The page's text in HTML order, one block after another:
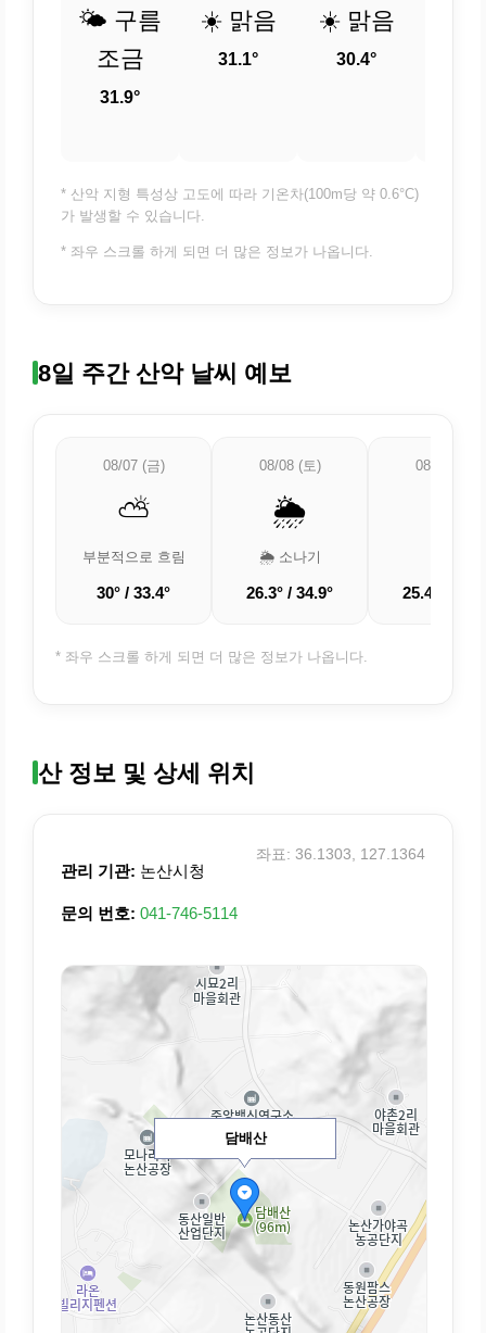
🌤️ 구름
조금
31.9°
☀️ 맑음
31.1°
☀️ 맑음
30.4°
* 산악 지형 특성상 고도에 따라 기온차(100m당 약 0.6°C)
가 발생할 수 있습니다.
* 좌우 스크롤 하게 되면 더 많은 정보가 나옵니다.
8일 주간 산악 날씨 예보
08/07 (금)
⛅
부분적으로 흐림
30° / 33.4°
08/08 (토)
🌦️
🌦️ 소나기
26.3° / 34.9°
08/09 (일)
25.4° /
* 좌우 스크롤 하게 되면 더 많은 정보가 나옵니다.
산 정보 및 상세 위치
관리 기관: 논산시청
문의 번호: 041-746-5114
좌표: 36.1303, 127.1364
담배산